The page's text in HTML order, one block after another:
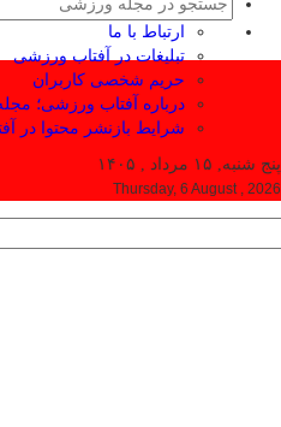
ارتباط با ما
تبلیغات در آفتاب ورزشی
حریم شخصی کاربران
درباره آفتاب ورزشی؛
شرایط بازنشر محتوا در
پنج شنبه, ۱۵ مرداد , ۱۴۰۵
Thursday, 6 August , 2026